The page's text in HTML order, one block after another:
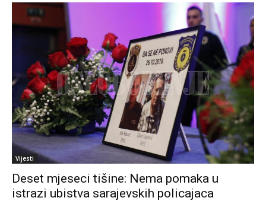
Vijesti
Deset mjeseci tišine: Nema pomaka u
istrazi ubistva sarajevskih policajaca